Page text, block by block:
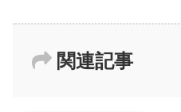
関連記事